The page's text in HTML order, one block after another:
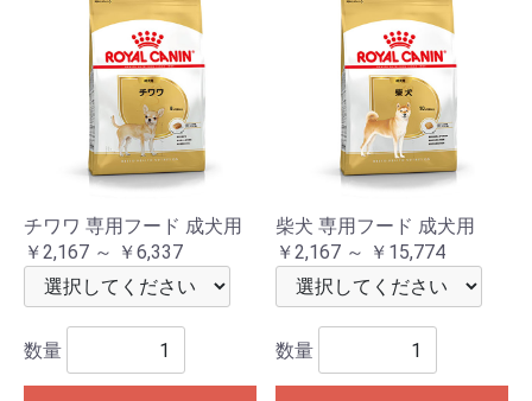
チワワ 専用フード 成犬用
￥2,167 ～ ￥6,337
数量
柴犬 専用フード 成犬用
￥2,167 ～ ￥15,774
数量